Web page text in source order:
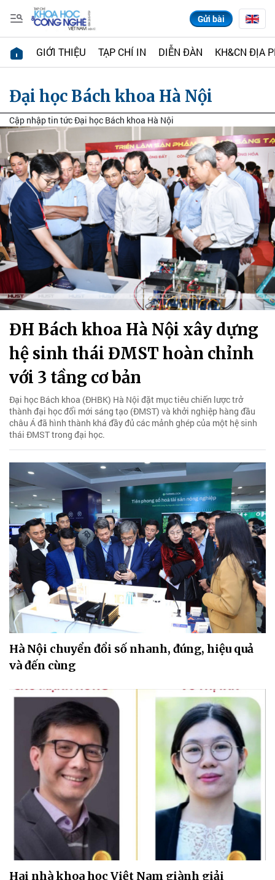
Gửi bài
GIỚI THIỆU TẠP CHÍ IN DIỄN ĐÀN KH&CN ĐỊA
Đại học Bách khoa Hà Nội
Cập nhập tin tức Đại học Bách khoa Hà Nội
ĐH Bách khoa Hà Nội xây dựng
hệ sinh thái ĐMST hoàn chỉnh
với 3 tầng cơ bản
Đại học Bách khoa (ĐHBK) Hà Nội đặt mục tiêu chiến lược trở
thành đại học đổi mới sáng tạo (ĐMST) và khởi nghiệp hàng đầu
châu Á đã hình thành khá đầy đủ các mảnh ghép của một hệ sinh
thái ĐMST trong đại học.
Hà Nội chuyển đổi số nhanh, đúng, hiệu quả
và đến cùng
Hai nhà khoa học Việt Nam giành giải